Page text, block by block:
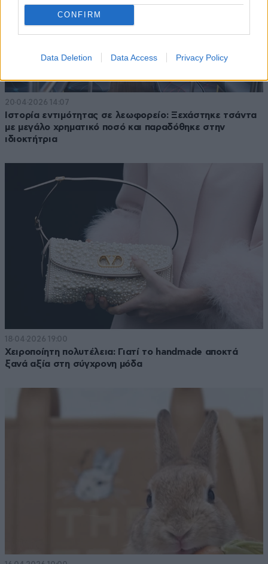
CONFIRM
Data Deletion Data Access Privacy Policy
20·04·2026 14:07
Ιστορία εντιμότητας σε λεωφορείο: Ξεχάστηκε τσάντα
με μεγάλο χρηματικό ποσό και παραδόθηκε στην
ιδιοκτήτρια
18·04·2026 19:00
Χειροποίητη πολυτέλεια: Γιατί το handmade αποκτά
ξανά αξία στη σύγχρονη μόδα